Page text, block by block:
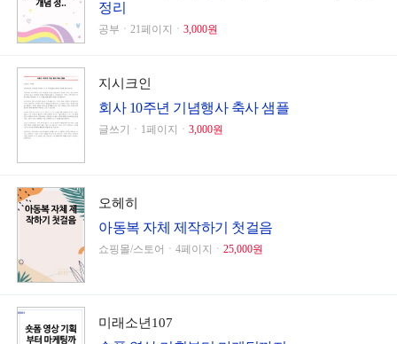
정리
공부ㆍ21페이지ㆍ 3,000원
지시크인
회사 10주년 기념행사 축사 샘플
글쓰기ㆍ1페이지ㆍ 3,000원
오헤히
아동복 자체 제작하기 첫걸음
쇼핑몰/스토어ㆍ4페이지ㆍ 25,000원
미래소년107